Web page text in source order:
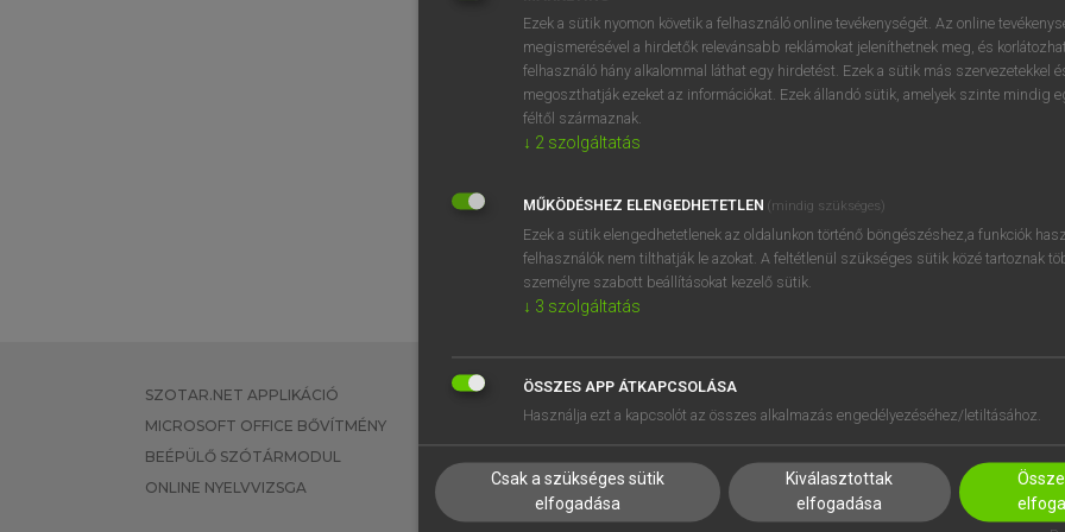
BELÉPÉS
próbaverziójának
regisztrálok ésbelépek.
REGISZTRÁCIÓ
SZOTAR.NET APPLIKÁCIÓ
MICROSOFT OFFICE BŐVÍTMÉNY
BEÉPÜLŐ SZÓTÁRMODUL
ONLINE NYELVVIZSGA
EGYÉNI FELHASZNÁLÓKNAK
TANULÓKNAK
VÁLLALATI MEGOLDÁSOK
SÚGÓ
RÓLUNK
SÜTI BEÁLLÍTÁSOK
Ezek a sütik nyomon követik a felhasználó online tevékenységét. Az online
megismerésével a hirdetők relevánsabb reklámokat jeleníthetnek meg, és
felhasználó hány alkalommal láthat egy hirdetést. Ezek a sütik más szervezetekkel
megoszthatják ezeket az információkat. Ezek állandó sütik, amelyek szinte mindig
féltől származnak.
↓ 2 szolgáltatás
MŰKÖDÉSHEZ ELENGEDHETETLEN (mindig szükséges)
Ezek a sütik elengedhetetlenek az oldalunkon történő böngészéshez,a funkciók
felhasználók nem tilthatják le azokat. A feltétlenül szükséges sütik közé tartoznak
személyre szabott beállításokat kezelő sütik.
↓ 3 szolgáltatás
ÖSSZES APP ÁTKAPCSOLÁSA
Használja ezt a kapcsolót az összes alkalmazás engedélyezéséhez/letiltásához.
Csak a szükséges sütik
elfogadása
Kiválasztottak
elfogadása